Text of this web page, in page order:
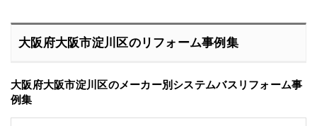
大阪府大阪市淀川区のリフォーム事例集
大阪府大阪市淀川区のメーカー別システムバスリフォーム事
例集